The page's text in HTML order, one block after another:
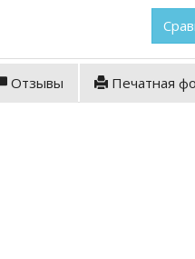
Отзывы Печатная